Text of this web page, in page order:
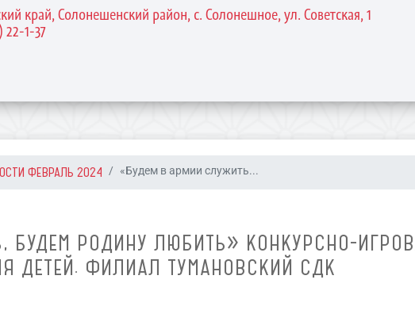
край, Солонешенский район, с. Солонешное, ул. Советская, 1
22-1-37
ФЕВРАЛЬ 2024 «Будем в армии служить...
БУДЕМ РОДИНУ ЛЮБИТЬ» КОНКУРСНО-
ДЕТЕЙ. ФИЛИАЛ ТУМАНОВСКИЙ СДК